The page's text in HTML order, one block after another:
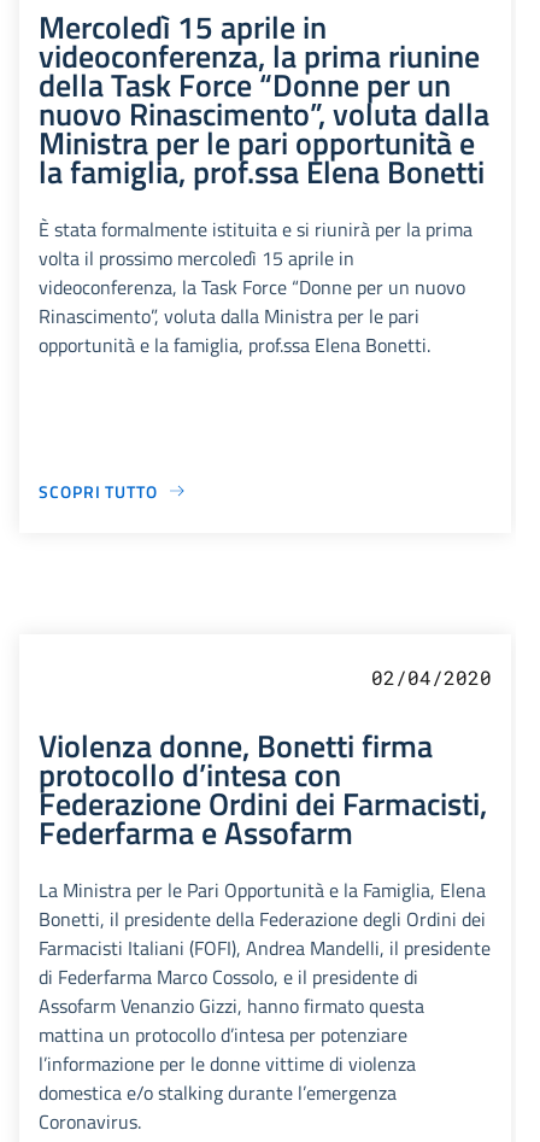
Mercoledì 15 aprile in
videoconferenza, la prima riunine
della Task Force “Donne per un
nuovo Rinascimento”, voluta dalla
Ministra per le pari opportunità e
la famiglia, prof.ssa Elena Bonetti
È stata formalmente istituita e si riunirà per la prima
volta il prossimo mercoledì 15 aprile in
videoconferenza, la Task Force “Donne per un nuovo
Rinascimento”, voluta dalla Ministra per le pari
opportunità e la famiglia, prof.ssa Elena Bonetti.
SCOPRI TUTTO
02/04/2020
Violenza donne, Bonetti firma
protocollo d’intesa con
Federazione Ordini dei Farmacisti,
Federfarma e Assofarm
La Ministra per le Pari Opportunità e la Famiglia, Elena
Bonetti, il presidente della Federazione degli Ordini dei
Farmacisti Italiani (FOFI), Andrea Mandelli, il presidente
di Federfarma Marco Cossolo, e il presidente di
Assofarm Venanzio Gizzi, hanno firmato questa
mattina un protocollo d’intesa per potenziare
l’informazione per le donne vittime di violenza
domestica e/o stalking durante l’emergenza
Coronavirus.